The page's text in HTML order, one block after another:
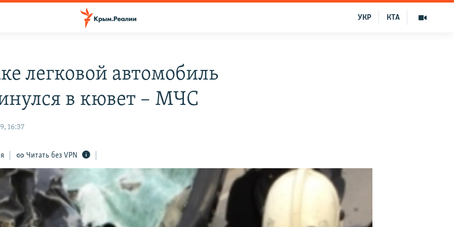
КТА
УКР
легковой автомобиль
в кювет – МЧС
16:37
Читать без VPN